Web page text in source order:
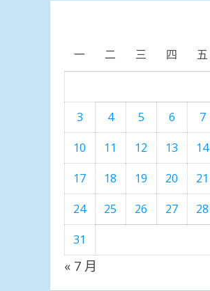
一 二 三 四 五
3
4 5 6 7
10
11 12 13 14
17
18 19 20 21
24
25 26 27 28
31
« 7 月